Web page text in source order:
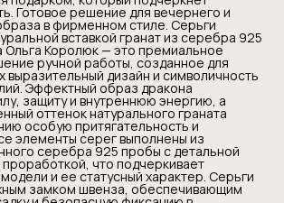
Готовое решение для вечернего и
в фирменном стиле. Серьги
вставкой гранат из серебра 925
Ольга Королюк — это премиальное
ручной работы, созданное для
дизайн и символичность
Эффектный образ дракона
защиту и внутреннюю энергию, а
оттенок натурального граната
особую притягательность и
элементы серег выполнены из
серебра 925 пробы с детальной
что подчеркивает
и ее статусный характер. Серьги
замком швенза, обеспечивающим